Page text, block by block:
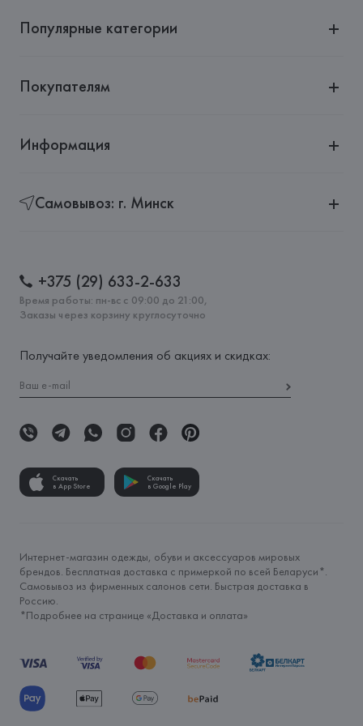
Популярные категории
Покупателям
Информация
Самовывоз: г. Минск
+375 (29) 633-2-633
Время работы: пн-вс с 09:00 до 21:00,
Заказы через корзину круглосуточно
Получайте уведомления об акциях и скидках:
Скачать
в App Store
Скачать
в Google Play
Интернет-магазин одежды, обуви и аксессуаров мировых
брендов. Бесплатная доставка с примеркой по всей Беларуси*.
Самовывоз из фирменных салонов сети. Быстрая доставка в
Россию.
*Подробнее на странице «Доставка и оплата»